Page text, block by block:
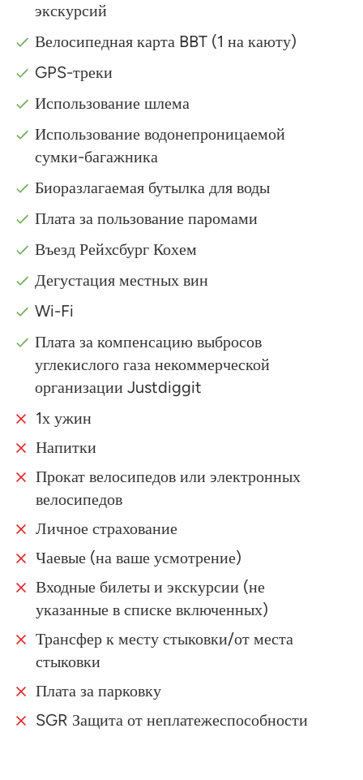
экскурсий
Велосипедная карта BBT (1 на каюту)
GPS-треки
Использование шлема
Использование водонепроницаемой
сумки-багажника
Биоразлагаемая бутылка для воды
Плата за пользование паромами
Въезд Рейхсбург Кохем
Дегустация местных вин
Wi-Fi
Плата за компенсацию выбросов
углекислого газа некоммерческой
организации Justdiggit
1х ужин
Напитки
Прокат велосипедов или электронных
велосипедов
Личное страхование
Чаевые (на ваше усмотрение)
Входные билеты и экскурсии (не
указанные в списке включенных)
Трансфер к месту стыковки/от места
стыковки
Плата за парковку
SGR Защита от неплатежеспособности